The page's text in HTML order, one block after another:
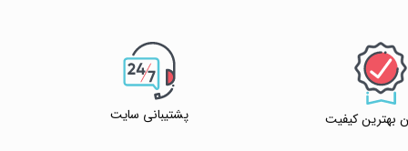
بهترین کیفیت
پشتیبانی سایت